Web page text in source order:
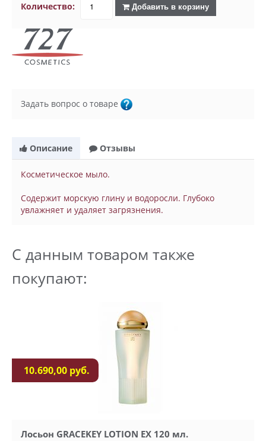
Количество: Добавить в корзину
Задать вопрос о товаре
Описание Отзывы
Косметическое мыло.
Содержит морскую глину и водоросли. Глубоко
увлажняет и удаляет загрязнения.
С данным товаром также
покупают:
10.690,00 руб.
Лосьон GRACEKEY LOTION EX 120 мл.